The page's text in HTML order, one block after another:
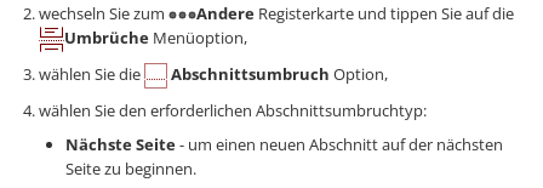
wechseln Sie zum
Andere Registerkarte und tippen Sie auf die
Umbrüche Menüoption,
wählen Sie die
Abschnittsumbruch Option,
wählen Sie den erforderlichen Abschnittsumbruchtyp:
Nächste Seite- um einen neuen Abschnitt auf der nächsten
Seite zu beginnen.